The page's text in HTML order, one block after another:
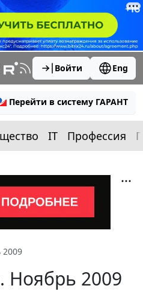
Войти Eng
Перейти в систему ГАРАНТ
IT Профессия
2009
Ноябрь 2009